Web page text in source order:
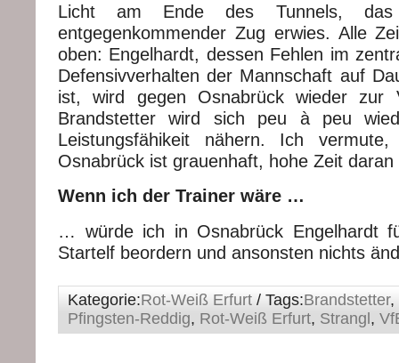
Licht am Ende des Tunnels,
entgegenkommender Zug erwies. Alle
oben: Engelhardt, dessen Fehlen im
Defensivverhalten der Mannschaft auf
ist, wird gegen Osnabrück wieder zur
Brandstetter wird sich peu à peu
Leistungsfähikeit nähern. Ich
Osnabrück ist grauenhaft, hohe Zeit
Wenn ich der Trainer wäre …
… würde ich in Osnabrück Engelhardt
Startelf beordern und ansonsten nichts
Kategorie:Rot-Weiß Erfurt / Tags:Brandstetter,
Pfingsten-Reddig, Rot-Weiß Erfurt, Strangl,